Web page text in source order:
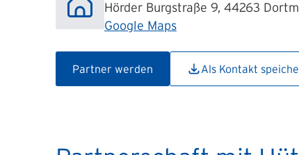
Hörder Burgstraße 9, 44263
Google Maps
Partner werden Als Kontakt